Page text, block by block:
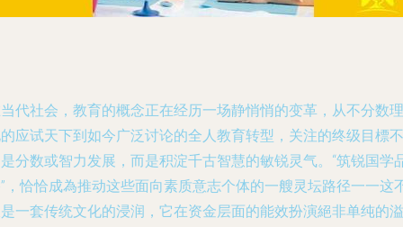
代社会，教育的概念正在经历一场静悄悄的变革，从不分数理
应试天下到如今广泛讨论的全人教育转型，关注的终级目標不
分数或智力发展，而是积淀千古智慧的敏锐灵气。“筑锐国学
，恰恰成為推动这些面向素质意志个体的一艘灵坛路径一一这
一套传统文化的浸润，它在资金层面的能效扮演絕非单纯的溢